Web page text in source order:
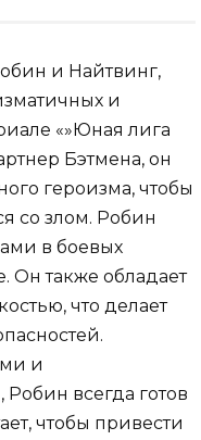
и Найтвинг,
и
«»Юная лига
Бэтмена, он
героизма, чтобы
со злом. Робин
в боевых
Он также обладает
что делает
и
всегда готов
чтобы привести